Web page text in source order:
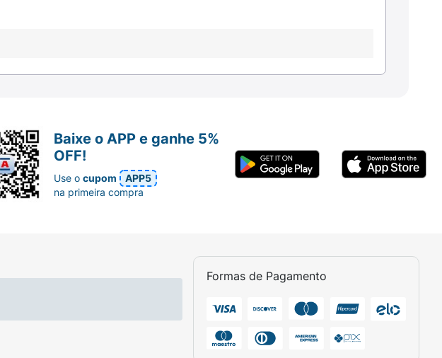
Formas de Pagamento
Baixe o APP e ganhe 5%
OFF!
Use ocupom
APP5
na primeira compra